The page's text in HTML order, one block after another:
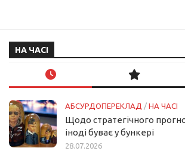
НА ЧАСІ
АБСУРДОПЕРЕКЛАД / НА ЧАСІ
Щодо стратегічного
іноді буває у бункері
28.07.2026